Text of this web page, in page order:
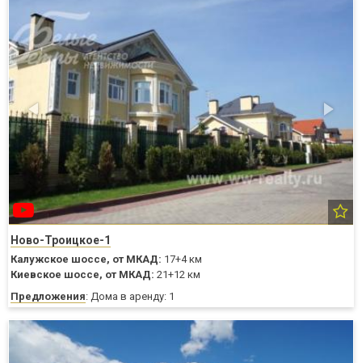
Ново-Троицкое-1
Калужское шоссе, от МКАД: 17+4 км
Киевское шоссе, от МКАД: 21+12 км
Предложения: Дома в аренду: 1